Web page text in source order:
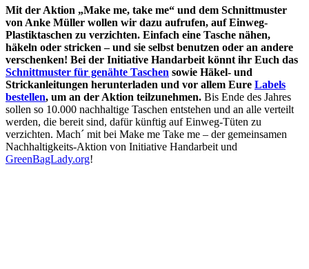
Mit der Aktion „Make me, take me“ und dem Schnittmuster
von Anke Müller wollen wir dazu aufrufen, auf Einweg-
Plastiktaschen zu verzichten. Einfach eine Tasche nähen,
häkeln oder stricken – und sie selbst benutzen oder an andere
verschenken! Bei der Initiative Handarbeit könnt ihr Euch das
Schnittmuster für genähte Taschen sowie Häkel- und
Strickanleitungen herunterladen und vor allem Eure Labels
bestellen, um an der Aktion teilzunehmen. Bis Ende des Jahres
sollen so 10.000 nachhaltige Taschen entstehen und an alle verteilt
werden, die bereit sind, dafür künftig auf Einweg-Tüten zu
verzichten. Mach´ mit bei Make me Take me – der gemeinsamen
Nachhaltigkeits-Aktion von Initiative Handarbeit und
GreenBagLady.org!